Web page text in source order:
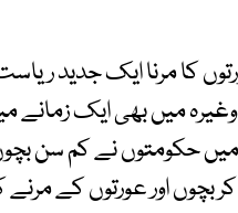
کا مرنا ایک جدید
وغیرہ میں بھی ایک
حکومتوں نے کم سن بچوں
بچوں اور عورتوں کے